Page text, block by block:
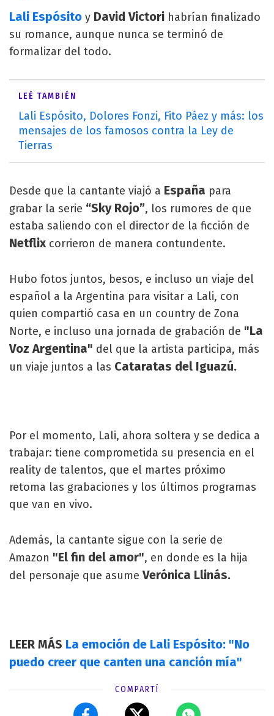
Lali Espósito y David Victori habrían finalizado
su romance, aunque nunca se terminó de
formalizar del todo.
LEÉ TAMBIÉN
Lali Espósito, Dolores Fonzi, Fito Páez y más: los
mensajes de los famosos contra la Ley de
Tierras
Desde que la cantante viajó a España para
grabar la serie “Sky Rojo”, los rumores de que
estaba saliendo con el director de la ficción de
Netflix corrieron de manera contundente.
Hubo fotos juntos, besos, e incluso un viaje del
español a la Argentina para visitar a Lali, con
quien compartió casa en un country de Zona
Norte, e incluso una jornada de grabación de "La
Voz Argentina" del que la artista participa, más
un viaje juntos a las Cataratas del Iguazú.
Por el momento, Lali, ahora soltera y se dedica a
trabajar: tiene comprometida su presencia en el
reality de talentos, que el martes próximo
retoma las grabaciones y los últimos programas
que van en vivo.
Además, la cantante sigue con la serie de
Amazon "El fin del amor", en donde es la hija
del personaje que asumeVerónica Llinás.
LEER MÁS La emoción de Lali Espósito: "No
puedo creer que canten una canción mía"
COMPARTÍ